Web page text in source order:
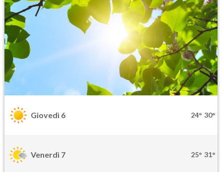
Giovedì 6 24° 30°
Venerdì 7 25° 31°